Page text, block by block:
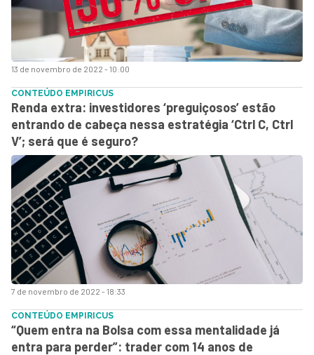
13 de novembro de 2022 - 10:00
7 de novembro de 2022 - 18:33
CONTEÚDO EMPIRICUS
Renda extra: investidores ‘preguiçosos’ estão
entrando de cabeça nessa estratégia ‘Ctrl C, Ctrl
V’; será que é seguro?
CONTEÚDO EMPIRICUS
“Quem entra na Bolsa com essa mentalidade já
entra para perder”: trader com 14 anos de